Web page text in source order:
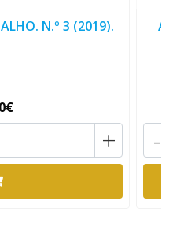
N.º 3 (2019).
+ -